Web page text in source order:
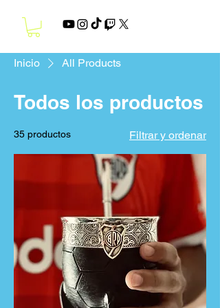
Inicio All Products
Todos los productos
35 productos Filtrar y ordenar